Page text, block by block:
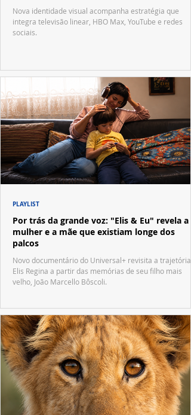
Nova identidade visual acompanha estratégia que
integra televisão linear, HBO Max, YouTube e redes
sociais.
Por trás da grande voz: "Elis & Eu" revela a
mulher e a mãe que existiam longe dos
palcos
Novo documentário do Universal+ revisita a trajetória
Elis Regina a partir das memórias de seu filho mais
velho, João Marcello Bôscoli.
PLAYLIST